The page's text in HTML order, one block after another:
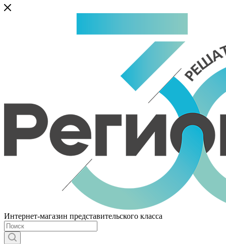
Интернет-магазин представительского класса